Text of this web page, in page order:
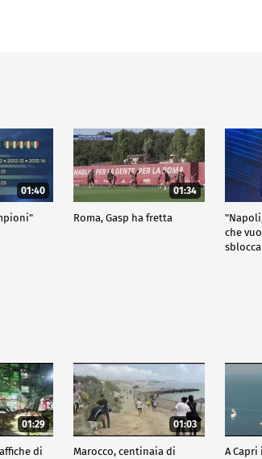
01:40 01:34
Roma, Gasp ha fretta
che
01:29
di
01:03
Marocco, centinaia di
A